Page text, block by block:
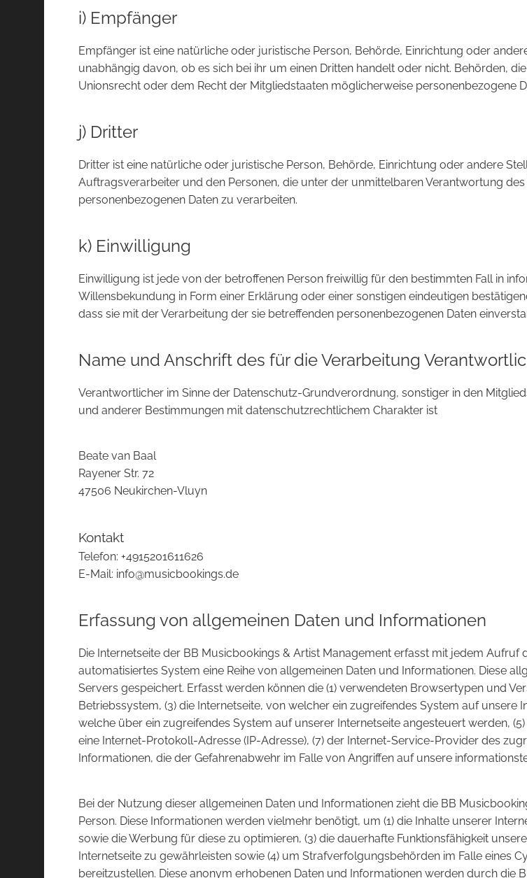
i) Empfänger
Empfänger ist eine natürliche oder juristische Person, Behörde, Einrichtung oder
unabhängig davon, ob es sich bei ihr um einen Dritten handelt oder nicht. Behörden,
Unionsrecht oder dem Recht der Mitgliedstaaten möglicherweise personenbezogene
j) Dritter
Dritter ist eine natürliche oder juristische Person, Behörde, Einrichtung oder andere
Auftragsverarbeiter und den Personen, die unter der unmittelbaren Verantwortung
personenbezogenen Daten zu verarbeiten.
k) Einwilligung
Einwilligung ist jede von der betroffenen Person freiwillig für den bestimmten Fall in
Willensbekundung in Form einer Erklärung oder einer sonstigen eindeutigen
dass sie mit der Verarbeitung der sie betreffenden personenbezogenen Daten
Name und Anschrift des für die Verarbeitung
Verantwortlicher im Sinne der Datenschutz-Grundverordnung, sonstiger in den
und anderer Bestimmungen mit datenschutzrechtlichem Charakter ist
Beate van Baal
Rayener Str. 72
47506 Neukirchen-Vluyn
Kontakt
Telefon: +4915201611626
E-Mail: info@musicbookings.de
Erfassung von allgemeinen Daten und Informationen
Die Internetseite der BB Musicbookings & Artist Management erfasst mit jedem
automatisiertes System eine Reihe von allgemeinen Daten und Informationen. Diese
Servers gespeichert. Erfasst werden können die (1) verwendeten Browsertypen und
Betriebssystem, (3) die Internetseite, von welcher ein zugreifendes System auf unsere
welche über ein zugreifendes System auf unserer Internetseite angesteuert werden,
eine Internet-Protokoll-Adresse (IP-Adresse), (7) der Internet-Service-Provider des
Informationen, die der Gefahrenabwehr im Falle von Angriffen auf unsere
Bei der Nutzung dieser allgemeinen Daten und Informationen zieht die BB
Person. Diese Informationen werden vielmehr benötigt, um (1) die Inhalte unserer
sowie die Werbung für diese zu optimieren, (3) die dauerhafte Funktionsfähigkeit
Internetseite zu gewährleisten sowie (4) um Strafverfolgungsbehörden im Falle eines
bereitzustellen. Diese anonym erhobenen Daten und Informationen werden durch die